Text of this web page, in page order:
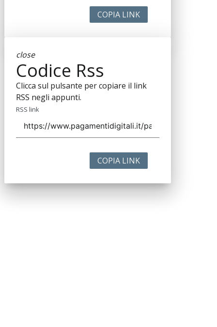
COPIA LINK
close
Codice Rss
Clicca sul pulsante per copiare il link
RSS negli appunti.
RSS link
COPIA LINK